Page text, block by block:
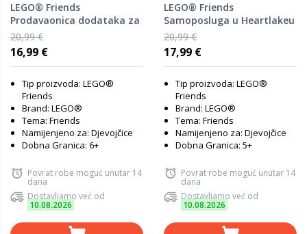
LEGO® Friends
Prodavaonica dodataka za
ljubimce na kotačima
42678
20,99 €
16,99 €
Tip proizvoda: LEGO®
Friends
Brand: LEGO®
Tema: Friends
Namijenjeno za: Djevojčice
Dobna Granica: 6+
Povrat robe moguć unutar 14
dana
Dostavljamo već od
10.08.2026
LEGO® Friends
Samoposluga u Heartlakeu
42680
20,99 €
17,99 €
Tip proizvoda: LEGO®
Friends
Brand: LEGO®
Tema: Friends
Namijenjeno za: Djevojčice
Dobna Granica: 5+
Povrat robe moguć unutar 14
dana
Dostavljamo već od
10.08.2026